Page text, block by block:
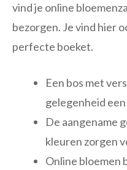
vind je online
bezorgen. Je vind hier
perfecte boeket.
Een bos met
gelegenheid
De aangename
kleuren zorgen
Online bloemen